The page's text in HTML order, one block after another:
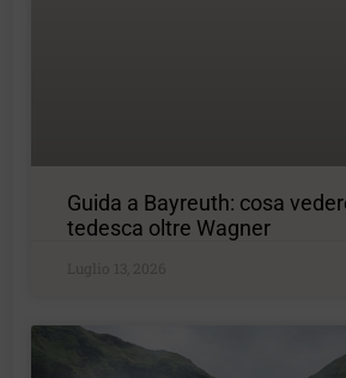
Guida a Bayreuth: cosa
tedesca oltre Wagner
Luglio 13, 2026